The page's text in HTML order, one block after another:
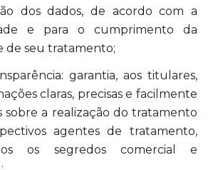
dos dados, de acordo com a
e para o cumprimento da
de seu tratamento;
garantia, aos titulares,
claras, precisas e facilmente
sobre a realização do tratamento
agentes de tratamento,
os segredos comercial e